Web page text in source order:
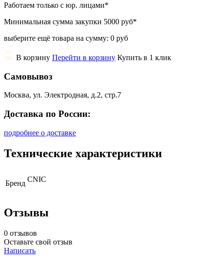
Работаем только с юр. лицами*
Минимальная сумма закупки 5000 руб*
выберите ещё товара на сумму: 0 руб
В корзину Перейти в корзину Купить в 1 клик
Самовывоз
Москва, ул. Электродная, д.2, стр.7
Доставка по России:
подробнее о доставке
Технические характеристики
Бренд CNIC
Отзывы
0 отзывов
Оставьте свой отзыв
Написать